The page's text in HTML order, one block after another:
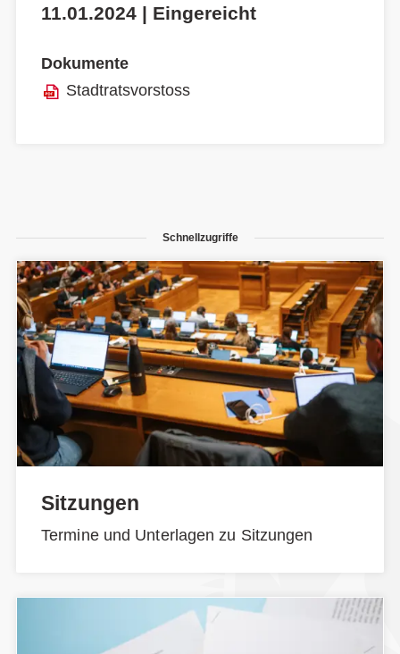
11.01.2024 | Eingereicht
Dokumente
Stadtratsvorstoss
Schnellzugriffe
Sitzungen
Termine und Unterlagen zu Sitzungen